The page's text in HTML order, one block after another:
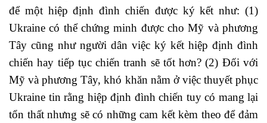
để một hiệp định đình chiến được ký kết như: (1)
Ukraine có thể chứng minh được cho Mỹ và phương
Tây cũng như người dân việc ký kết hiệp định đình
chiến hay tiếp tục chiến tranh sẽ tốt hơn? (2) Đối với
Mỹ và phương Tây, khó khăn nằm ở việc thuyết phục
Ukraine tin rằng hiệp định đình chiến tuy có mang lại
tổn thất nhưng sẽ có những cam kết kèm theo để đảm